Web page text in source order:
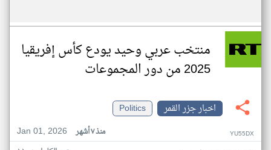
منتخب عربي وحيد يودع كأس إفريقيا
2025 من دور المجموعات
اخبار جزر القمر
Politics
Jan 01, 2026
منذ ٧ أشهر YU55DX